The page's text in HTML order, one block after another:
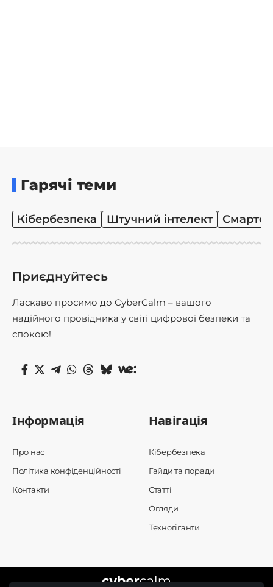
Гарячі теми
Кібербезпека Штучний інтелект
Приєднуйтесь
Ласкаво просимо до CyberCalm – вашого
надійного провідника у світі цифрової безпеки та
спокою!
Інформація
Про нас
Політика конфіденційності
Контакти
Навігація
Кібербезпека
Гайди та поради
Статті
Огляди
Техногіганти